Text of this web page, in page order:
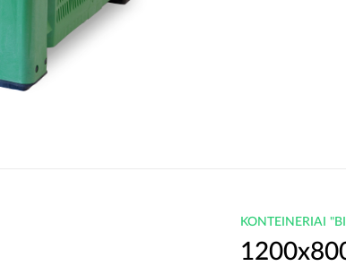
KONTEINERIAI